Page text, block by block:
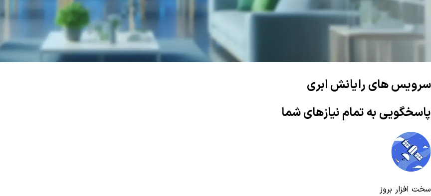
سرویس های رایانش ابری
پاسخگویی به تمام نیازهای شما
سخت افزار بروز